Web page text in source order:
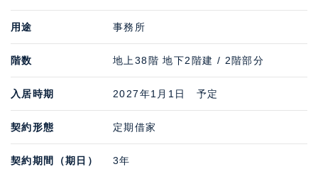
用途 事務所
階数 地上38階 地下2階建 / 2階部分
入居時期 2027年1月1日 予定
契約形態 定期借家
契約期間（期日） 3年